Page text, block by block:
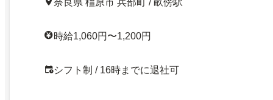
時給1,060円〜1,200円
シフト制 / 16時までに退社可